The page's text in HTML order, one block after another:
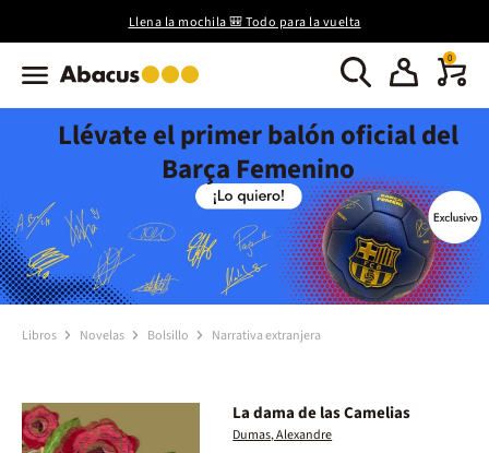
Llena la mochila 🎒 Todo para la vuelta
0
Llévate el primer balón oficial del
Barça Femenino
Libros Novelas Bolsillo Narrativa extranjera
La dama de las Camelias
Dumas, Alexandre